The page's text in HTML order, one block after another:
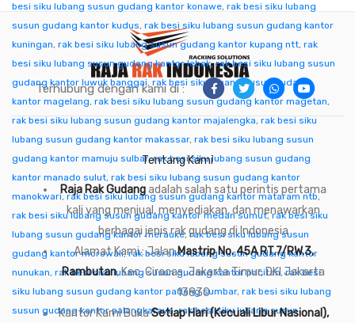
besi siku lubang susun gudang kantor konawe, rak besi siku lubang
susun gudang kantor kudus, rak besi siku lubang susun gudang kantor
kuningan, rak besi siku lubang susun gudang kantor kupang ntt, rak
besi siku lubang susun gudang kantor lebak,rak besi siku lubang susun
gudang kantor luwuk banggai, rak besi siku lubang susun gudang
kantor magelang, rak besi siku lubang susun gudang kantor magetan,
rak besi siku lubang susun gudang kantor majalengka, rak besi siku
lubang susun gudang kantor makassar, rak besi siku lubang susun
gudang kantor mamuju sulbar,rak besi siku lubang susun gudang
kantor manado sulut, rak besi siku lubang susun gudang kantor
manokwari,rak besi siku lubang susun gudang kantor mataram ntb,
rak besi siku lubang susun gudang kantor medan sumut,rak besi siku
lubang susun gudang kantor merauke,rak besi siku lubang susun
gudang kantor morowali,rak besi siku lubang susun gudang kantor
nunukan, rak besi siku lubang susun gudang kantor pacitan,rak besi
siku lubang susun gudang kantor padang sumbar, rak besi siku lubang
susun gudang kantor palangkaraya,rak besi siku lubang susun
Terhubung dengan kami di :
Tentang Kami
Raja Rak Gudangadalah salah satu perintis pertama
kali yang menjual, menyediakan, dan menawarkan
berbagai jenis rak gudang di Indonesia
Alamat Kami : JalanMastrip No. 45A RT.7/RW.3,
Rambutan, Kec. Ciracas, Jakarta Timur, DKI Jakarta
13830
Kantor Kami BukaSetiap Hari (Kecuali Libur Nasional),